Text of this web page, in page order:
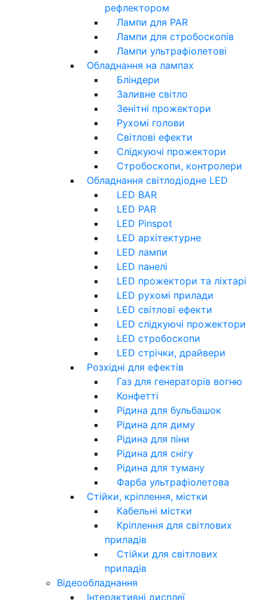
рефлектором
Лампи для PAR
Лампи для стробоскопів
Лампи ультрафіолетові
Обладнання на лампах
Бліндери
Заливне світло
Зенітні прожектори
Рухомі голови
Світлові ефекти
Слідкуючі прожектори
Стробоскопи, контролери
Обладнання світлодіодне LED
LED BAR
LED PAR
LED Pinspot
LED архітектурне
LED лампи
LED панелі
LED прожектори та ліхтарі
LED рухомі прилади
LED світлові ефекти
LED слідкуючі прожектори
LED стробоскопи
LED стрічки, драйвери
Розхідні для ефектів
Газ для генераторів вогню
Конфетті
Рідина для бульбашок
Рідина для диму
Рідина для піни
Рідина для снігу
Рідина для туману
Фарба ультрафіолетова
Стійки, кріплення, містки
Кабельні містки
Кріплення для світлових
приладів
Стійки для світлових
приладів
Відеообладнання
Інтерактивні дисплеї